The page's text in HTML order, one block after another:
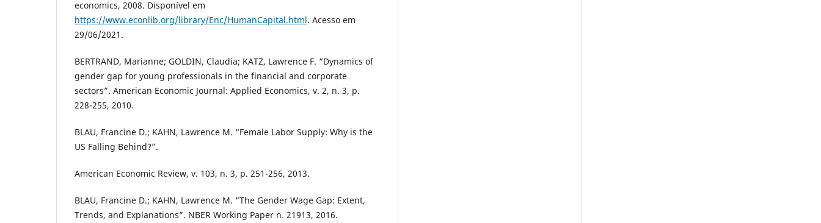
economics, 2008. Disponível em
https://www.econlib.org/library/Enc/HumanCapital.html. Acesso em
29/06/2021.
BERTRAND, Marianne; GOLDIN, Claudia; KATZ, Lawrence F. “Dynamics of
gender gap for young professionals in the financial and corporate
sectors”. American Economic Journal: Applied Economics, v. 2, n. 3, p.
228-255, 2010.
BLAU, Francine D.; KAHN, Lawrence M. “Female Labor Supply: Why is the
US Falling Behind?”.
American Economic Review, v. 103, n. 3, p. 251-256, 2013.
BLAU, Francine D.; KAHN, Lawrence M. “The Gender Wage Gap: Extent,
Trends, and Explanations”. NBER Working Paper n. 21913, 2016.